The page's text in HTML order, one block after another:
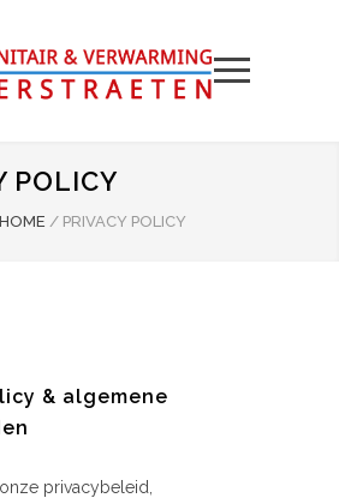
POLICY
HOME / PRIVACY POLICY
& algemene
privacybeleid,